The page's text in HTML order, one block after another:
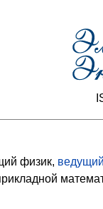
физик,